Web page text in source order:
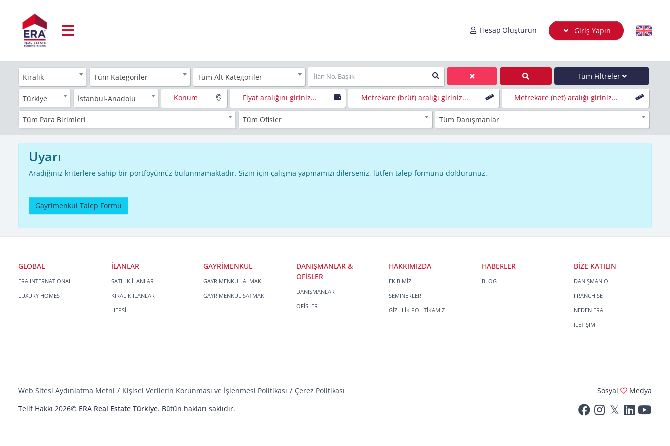
Hesap Oluşturun Giriş Yapın
Kiralık Tüm Kategoriler Tüm Alt Kategoriler Tüm Filtreler
Türkiye İstanbul-Anadolu Konum Fiyat aralığını giriniz... Metrekare (brüt) aralığı giriniz... Metrekare (net) aralığı giriniz...
Tüm Para Birimleri Tüm Ofisler Tüm Danışmanlar
Uyarı
Aradığınız kriterlere sahip bir portföyümüz bulunmamaktadır. Sizin için çalışma yapmamızı dilerseniz, lütfen talep formunu doldurunuz.
Gayrimenkul Talep Formu
GLOBAL
ERA INTERNATIONAL
LUXURY HOMES
İLANLAR
SATILIK İLANLAR
KİRALIK İLANLAR
HEPSİ
GAYRİMENKUL
GAYRİMENKUL ALMAK
GAYRİMENKUL SATMAK
DANIŞMANLAR &
OFİSLER
DANIŞMANLAR
OFİSLER
HAKKIMIZDA
EKİBİMİZ
SEMİNERLER
GİZLİLİK POLİTİKAMIZ
HABERLER
BLOG
BİZE KATILIN
DANIŞMAN OL
FRANCHISE
NEDEN ERA
İLETİŞİM
Web Sitesi Aydınlatma Metni Kişisel Verilerin Korunması ve İşlenmesi Politikası
Çerez Politikası
Telif Hakkı 2026© ERA Real Estate Türkiye. Bütün hakları saklıdır.
Sosyal Medya